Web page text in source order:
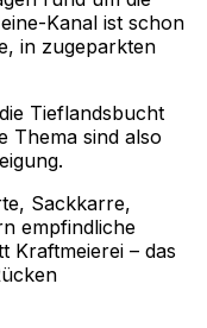
Kanal ist schon
in zugeparkten
Tieflandsbucht
Thema sind also
Sackkarre,
empfindliche
Kraftmeierei – das